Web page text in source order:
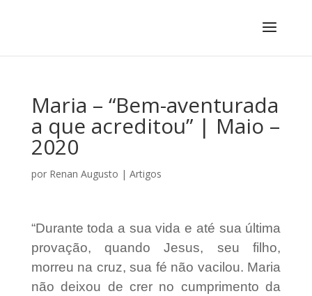
Maria – “Bem-aventurada
a que acreditou” | Maio –
2020
por Renan Augusto | Artigos
“Durante toda a sua vida e até sua última
provação, quando Jesus, seu filho,
morreu na cruz, sua fé não vacilou. Maria
não deixou de crer no cumprimento da